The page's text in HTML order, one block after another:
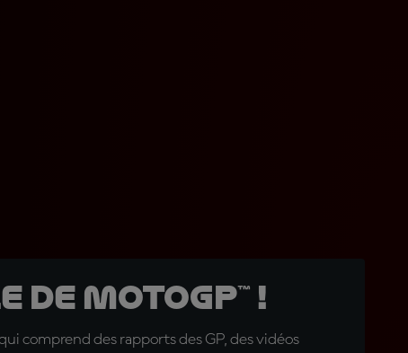
MotoGP™ !
comprend des rapports des GP, des vidéos